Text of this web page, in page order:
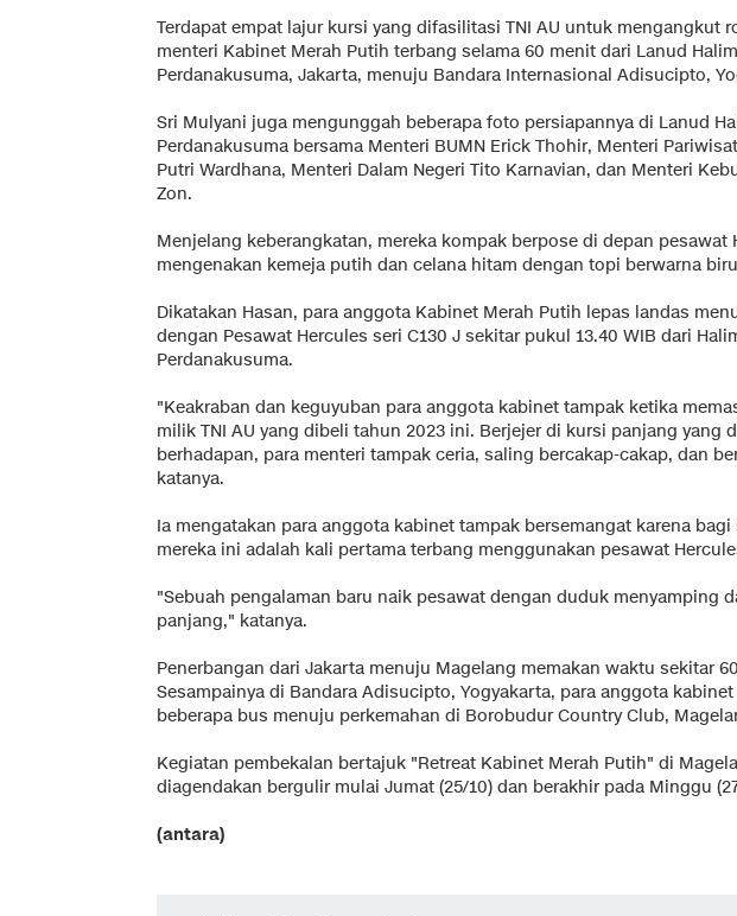
Terdapat empat lajur kursi yang difasilitasi TNI AU untuk mengangkut
menteri Kabinet Merah Putih terbang selama 60 menit dari Lanud Halim
Perdanakusuma, Jakarta, menuju Bandara Internasional Adisucipto,
Sri Mulyani juga mengunggah beberapa foto persiapannya di Lanud
Perdanakusuma bersama Menteri BUMN Erick Thohir, Menteri
Putri Wardhana, Menteri Dalam Negeri Tito Karnavian, dan Menteri
Zon.
Menjelang keberangkatan, mereka kompak berpose di depan pesawat
mengenakan kemeja putih dan celana hitam dengan topi berwarna
Dikatakan Hasan, para anggota Kabinet Merah Putih lepas landas
dengan Pesawat Hercules seri C130 J sekitar pukul 13.40 WIB dari
Perdanakusuma.
"Keakraban dan keguyuban para anggota kabinet tampak ketika
milik TNI AU yang dibeli tahun 2023 ini. Berjejer di kursi panjang yang
berhadapan, para menteri tampak ceria, saling bercakap-cakap, dan
katanya.
Ia mengatakan para anggota kabinet tampak bersemangat karena bagi
mereka ini adalah kali pertama terbang menggunakan pesawat
"Sebuah pengalaman baru naik pesawat dengan duduk menyamping
panjang," katanya.
Penerbangan dari Jakarta menuju Magelang memakan waktu sekitar
Sesampainya di Bandara Adisucipto, Yogyakarta, para anggota
beberapa bus menuju perkemahan di Borobudur Country Club,
Kegiatan pembekalan bertajuk "Retreat Kabinet Merah Putih" di
diagendakan bergulir mulai Jumat (25/10) dan berakhir pada Minggu
(antara)